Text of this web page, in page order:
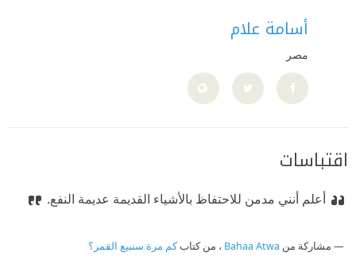
أسامة علام
مصر
اقتباسات
أعلم أنني مدمن للاحتفاظ بالأشياء القديمة عديمة النفع.
مشاركة من Bahaa Atwa ، من كتابكم مرة سنبيع القمر؟